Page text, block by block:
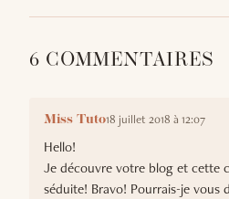
6 COMMENTAIRES
Miss Tuto18 juillet 2018 à 12:07
Hello!
Je découvre votre blog et cette
séduite! Bravo! Pourrais-je vous